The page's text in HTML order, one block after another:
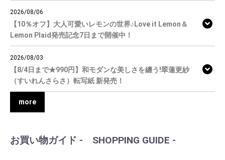
2026/08/06
【10％オフ】大人可愛いレモンの世界♪Love it Lemon＆
Lemon Plaid発売記念7日まで開催中！
2026/08/03
【8/4日まで★990円】和モダンな美しさを纏う!翠蓮更紗
（すいれんさらさ）転写紙 新発売！
more
お買い物ガイド - SHOPPING GUIDE -